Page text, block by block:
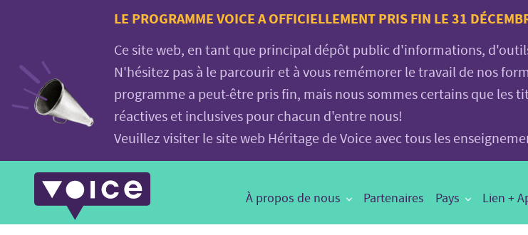
Voice.Global
website
LE PROGRAMME VOICE A OFFICIELLEMENT PRIS FIN LE 31
Ce site web, en tant que principal dépôt public d'informations,
N'hésitez pas à le parcourir et à vous remémorer le travail de nos
programme a peut-être pris fin, mais nous sommes certains que les
réactives et inclusives pour chacun d'entre nous!
Veuillez visiter le site web Héritage de Voice avec tous les
Main
À propos de nous Partenaires Pays Lien +